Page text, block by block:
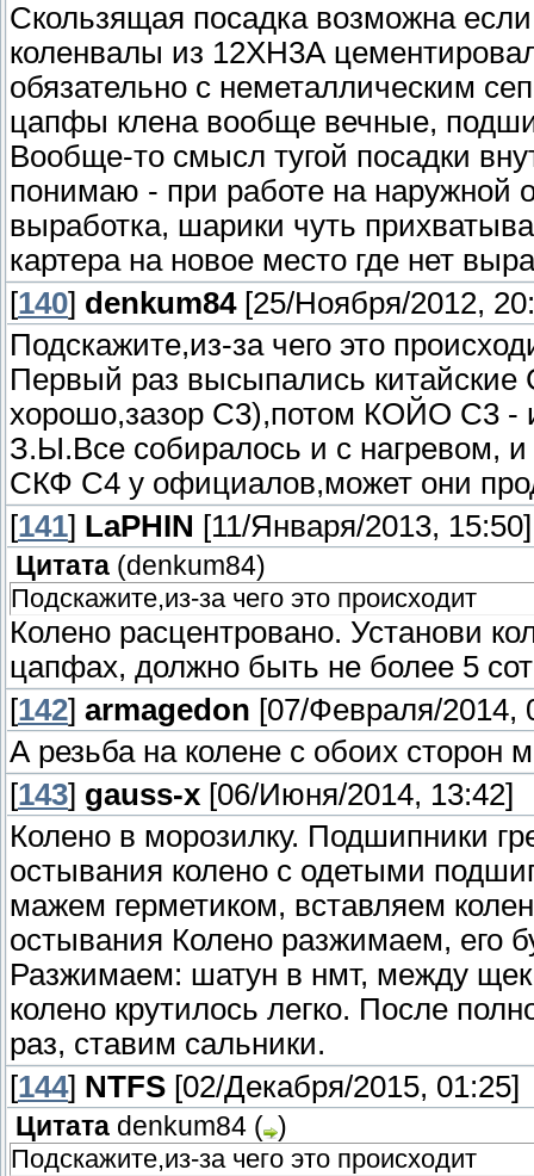
Cкользящая посадка возможна
коленвалы из 12ХН3А
обязательно с неметаллическим
цапфы клена вообще вечные,
Вообще-то смысл тугой посадки
понимаю - при работе на наружной
выработка, шарики чуть
картера на новое место где нет
[140] denkum84[25/Ноября/2012,
Подскажите,из-за чего это
Первый раз высыпались
хорошо,зазор С3),потом КОЙО С3 -
З.Ы.Все собиралось и с нагревом,
СКФ С4 у официалов,может они
[141] LaPHIN [11/Января/2013, 15:50]
Цитата (denkum84)
Подскажите,из-за чего это происходит
Колено расцентровано. Установи
цапфах, должно быть не более 5
[142] armagedon [07/Февраля/2014,
А резьба на колене с обоих сторон
[143] gauss-x [06/Июня/2014, 13:42]
Колено в морозилку. Подшипники
остывания колено с одетыми
мажем герметиком, вставляем
остывания Колено разжимаем, его
Разжимаем: шатун в нмт, между
колено крутилось легко. После
раз, ставим сальники.
[144] NTFS [02/Декабря/2015, 01:25]
Цитата denkum84 ( )
Подскажите,из-за чего это происходит